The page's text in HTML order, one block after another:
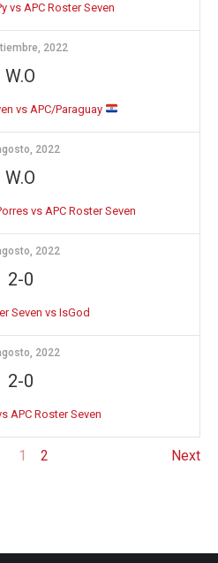
vs APC Roster Seven
2022
W.O
vs APC/Paraguay
2022
W.O
vs APC Roster Seven
2022
2-0
Seven vs IsGod
2022
2-0
APC Roster Seven
1 2 Next